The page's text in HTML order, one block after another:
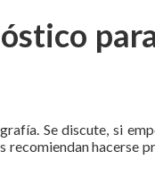
Se discute, si
recomiendan hacerse